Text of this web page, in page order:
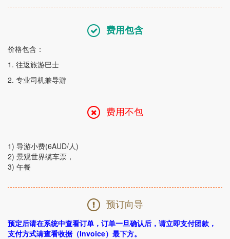
费用包含
价格包含：
1. 往返旅游巴士
2. 专业司机兼导游
费用不包
1) 导游小费(6AUD/人)
2) 景观世界缆车票，
3) 午餐
预订向导
预定后请在系统中查看订单，订单一旦确认后，请立即支付团款，
支付方式请查看收据（Invoice）最下方。